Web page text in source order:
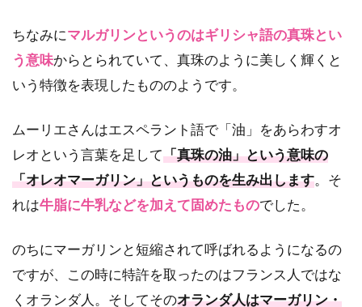
ちなみにマルガリンというのはギリシャ語の真珠とい
う意味からとられていて、真珠のように美しく輝くと
いう特徴を表現したもののようです。
ムーリエさんはエスペラント語で「油」をあらわすオ
レオという言葉を足して「真珠の油」という意味の
「オレオマーガリン」というものを生み出します。そ
れは牛脂に牛乳などを加えて固めたものでした。
のちにマーガリンと短縮されて呼ばれるようになるの
ですが、この時に特許を取ったのはフランス人ではな
くオランダ人。そしてそのオランダ人はマーガリン・